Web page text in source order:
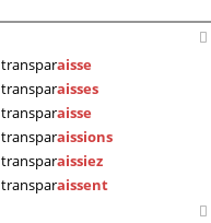
transparaisse
transparaisses
transparaisse
transparaissions
transparaissiez
transparaissent